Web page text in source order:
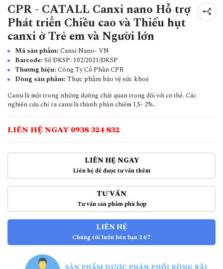
CPR - CATALL Canxi nano Hỗ trợ
Phát triển Chiều cao và Thiếu hụt
canxi ở Trẻ em và Người lớn
Mã sản phẩm: Canxi Nano- VN
Barcode: Số ĐKSP: 102/2021/ĐKSP
Thương hiệu: Công Ty Cổ Phần CPR
Dòng sản phẩm: Thực phẩm bảo vệ sức khoẻ
Canxi là một trong những dưỡng chất quan trọng đối với cơ thể. Các
nghiên cứu chỉ ra canxi là thành phần chiếm 1,5- 2%...
LIÊN HỆ NGAY 0938 324 832
LIÊN HỆ NGAY
Liên hệ để được tư vấn thêm
TƯ VẤN
Tư vấn sản phẩm phù hợp
LIÊN HỆ
Chúng tôi luôn bên bạn 24/7